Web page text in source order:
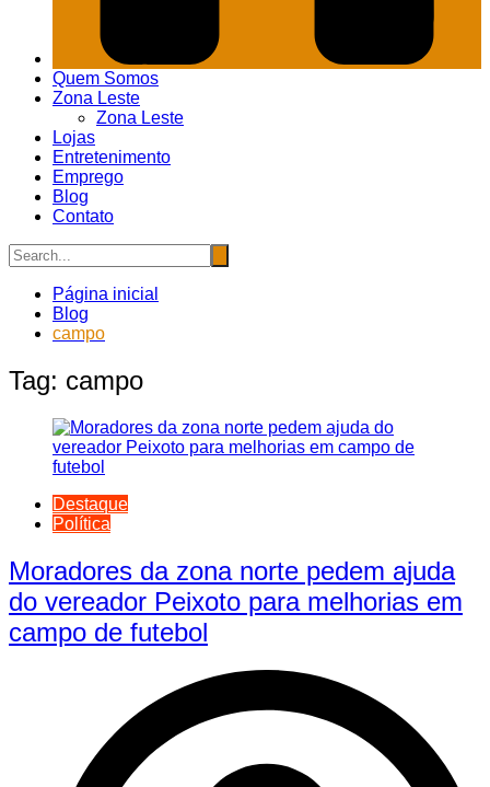
Quem Somos
Zona Leste
Zona Leste
Lojas
Entretenimento
Emprego
Blog
Contato
Página inicial
Blog
campo
Tag: campo
Destaque
Política
Moradores da zona norte pedem ajuda
do vereador Peixoto para melhorias em
campo de futebol